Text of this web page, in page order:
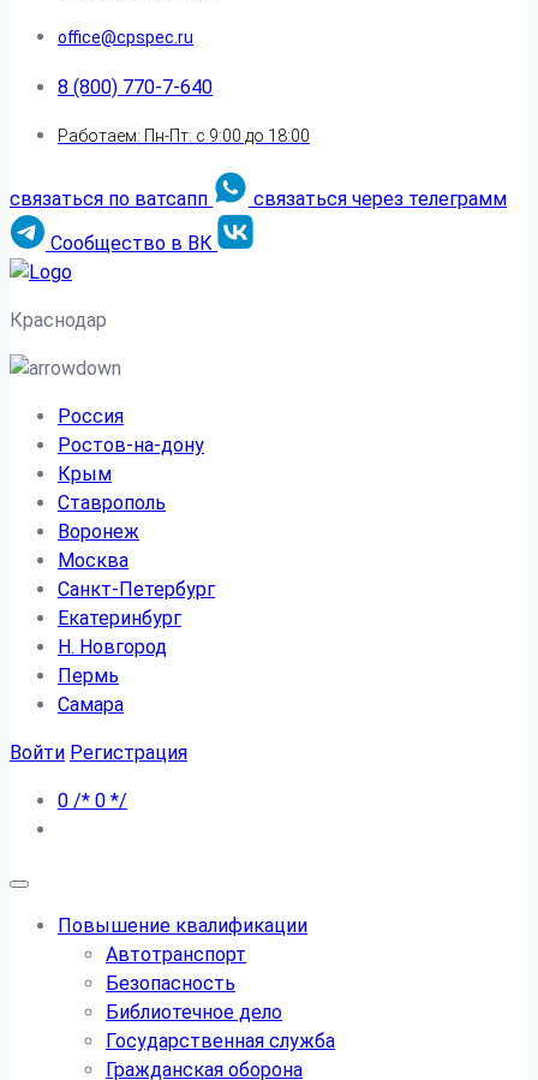
office@cpspec.ru
8 (800) 770-7-640
Работаем: Пн-Пт: с 9:00 до 18:00
связаться по ватсапп
связаться через телеграмм
Сообщество в ВК
Краснодар
Россия
Ростов-на-дону
Крым
Ставрополь
Воронеж
Москва
Санкт-Петербург
Екатеринбург
Н. Новгород
Пермь
Самара
Войти Регистрация
0 /* 0 */
Повышение квалификации
Автотранспорт
Безопасность
Библиотечное дело
Государственная служба
Гражданская оборона